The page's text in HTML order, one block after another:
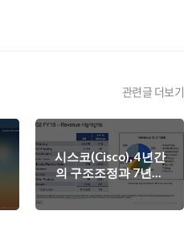
관련글 더보기
시스코(Cisco), 4년간
의 구조조정과 7년만
의 최고가를 기록한 주